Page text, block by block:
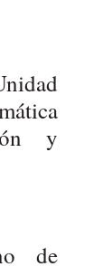
y
de